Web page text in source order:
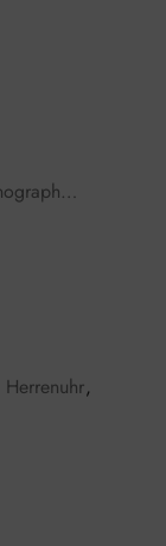
Herrenuhr,